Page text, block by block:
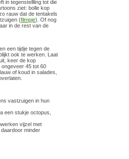
in tegenstellling tot die
ziet: bolle kop
rauw dat de tentakels
(filmpje). Of nog
in de rest van de
een tijdje tegen de
ook te werken. Laat
keer de kop
ongeveer 45 tot 60
of koud in salades,
vastzuigen in hun
een stukje octopus,
vijzel met
minder